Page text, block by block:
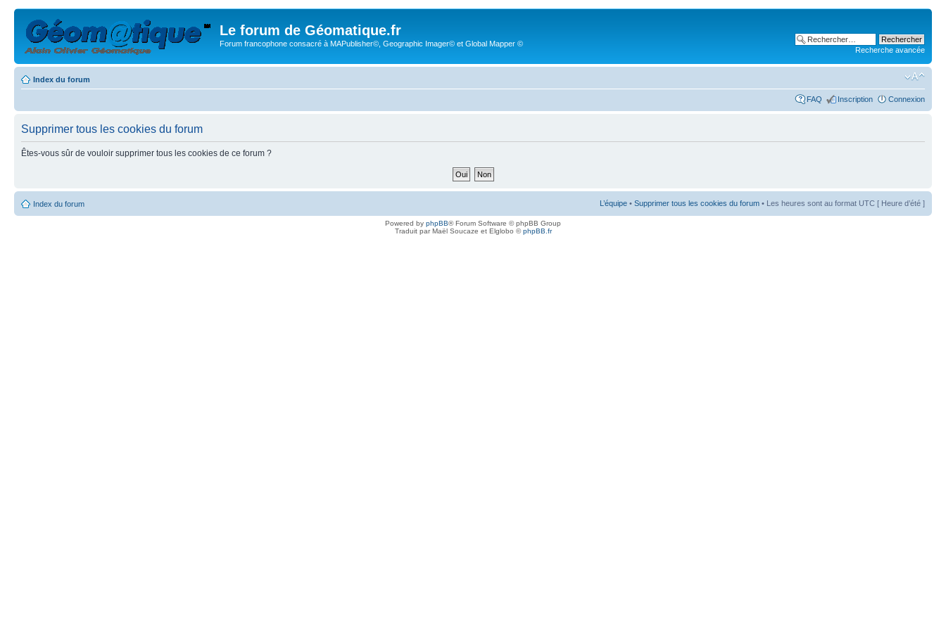
Le forum de Géomatique.fr
Forum francophone consacré à MAPublisher©, Geographic Imager© et Global Mapper ©
Recherche avancée
Index du forum
FAQ Inscription Connexion
Supprimer tous les cookies du forum
Êtes-vous sûr de vouloir supprimer tous les cookies de ce forum ?
Index du forum L’équipe • Supprimer tous les cookies du forum • Les heures sont au format UTC [ Heure d’été ]
Powered by phpBB® Forum Software © phpBB Group
Traduit par Maël Soucaze et Elglobo ©phpBB.fr